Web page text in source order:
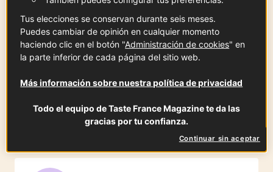
Mejillones de Bouchot
4kgVer la ficha
2vasos grandesVer la ficha
Tus elecciones se conservan durante seis meses.
Puedes cambiar de opinión en cualquier momento
haciendo clic en el botón "Administración de cookies" en
la parte inferior de cada página del sitio web.
Más información sobre nuestra política de privacidad
Todo el equipo de Taste France Magazine te da las
gracias por tu confianza.
Continuar sin aceptar